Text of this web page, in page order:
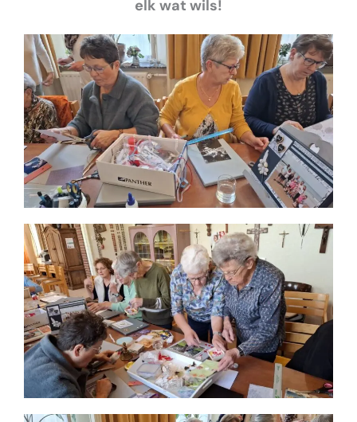
elk wat wils!